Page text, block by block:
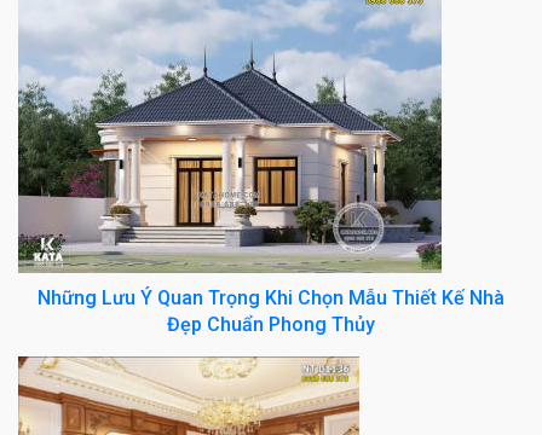
Những Lưu Ý Quan Trọng Khi Chọn Mẫu Thiết Kế Nhà
Đẹp Chuẩn Phong Thủy